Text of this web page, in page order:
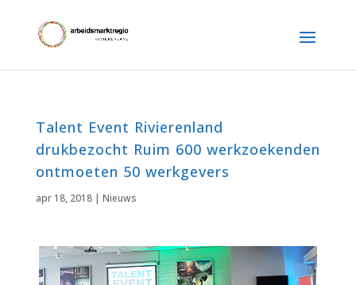
Talent Event Rivierenland
drukbezocht Ruim 600 werkzoekenden
ontmoeten 50 werkgevers
apr 18, 2018| Nieuws